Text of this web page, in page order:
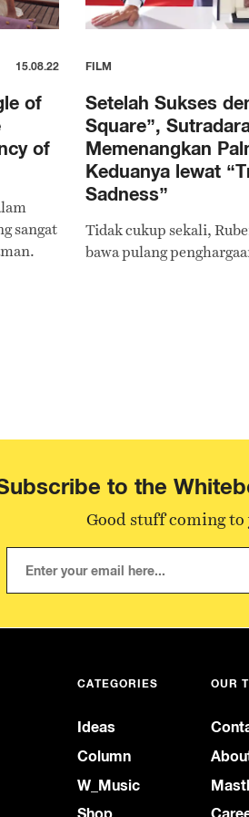
15.08.22
of
of
sangat
FILM
Setelah Sukses
Square”,
Memenangkan
Keduanya lewat
Sadness”
Tidak cukup sekali,
bawa pulang
to the
Good stuff coming
CATEGORIES
Ideas
Column
W_Music
OUR